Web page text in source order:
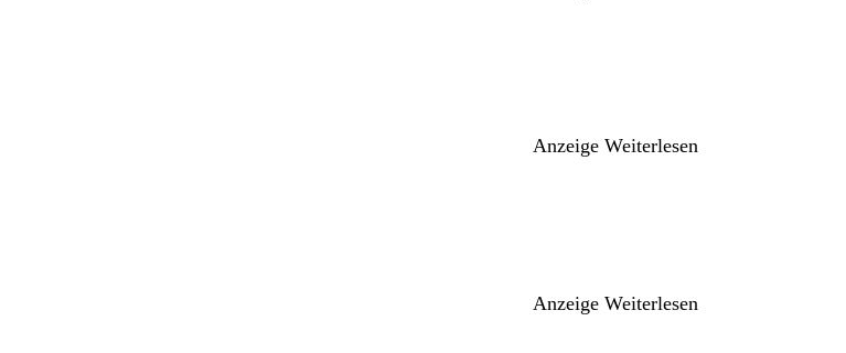
Anzeige Weiterlesen
Anzeige Weiterlesen